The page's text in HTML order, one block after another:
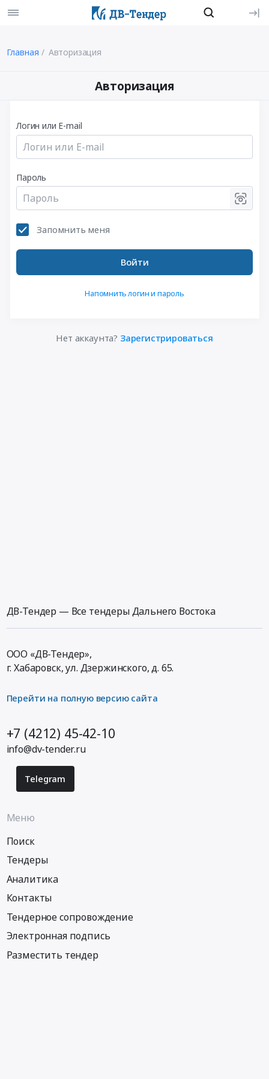
Главная Авторизация
Авторизация
Логин или E-mail
Пароль
Запомнить меня
Войти
Напомнить логин и пароль
Нет аккаунта? Зарегистрироваться
ДВ-Тендер — Все тендеры Дальнего Востока
ООО «ДВ-Тендер»,
г. Хабаровск,ул. Дзержинского, д. 65.
Перейти на полную версию сайта
+7 (4212) 45-42-10
info@dv-tender.ru
Telegram
Меню
Поиск
Тендеры
Аналитика
Контакты
Тендерное сопровождение
Электронная подпись
Разместить тендер